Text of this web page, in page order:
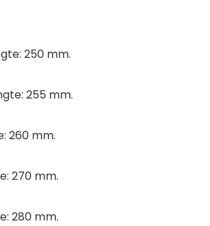
250 mm.
255 mm.
260 mm.
270 mm.
280 mm.